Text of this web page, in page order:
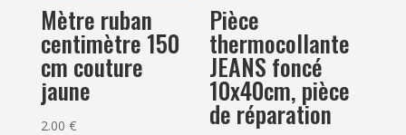
Mètre ruban
centimètre 150
cm couture
jaune
2.00 €
Pièce
thermocollante
JEANS foncé
10x40cm, pièce
de réparation